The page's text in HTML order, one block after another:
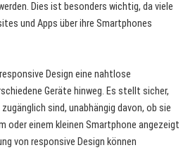
Dies ist besonders wichtig, da viele
und Apps über ihre Smartphones
Design eine nahtlose
Geräte hinweg. Es stellt sicher,
sind, unabhängig davon, ob sie
oder einem kleinen Smartphone angezeigt
von responsive Design können